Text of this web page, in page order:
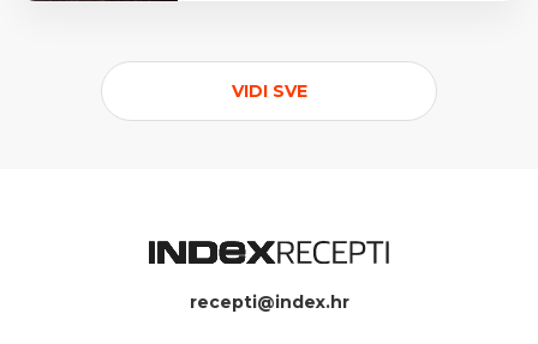
VIDI SVE
recepti@index.hr